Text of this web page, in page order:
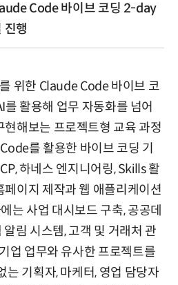
Code 바이브 코딩 2-day
진행
위한 Claude Code 바이브 코
활용해 업무 자동화를 넘어
해보는 프로젝트형 교육 과정
를 활용한 바이브 코딩 기
하네스 엔지니어링, Skills 활
이지 제작과 웹 애플리케이션
는 사업 대시보드 구축, 공공데
림 시스템, 고객 및 거래처 관
업 업무와 유사한 프로젝트를
는 기획자, 마케터, 영업 담당자